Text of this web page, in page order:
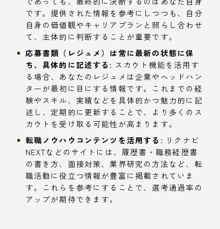
です。提供された情報を参考にしつつも、自分
自身の価値観やキャリアプランと照らし合わせ
て、主体的に判断することが重要です。
応募書類（レジュメ）は常に最新の状態に保
ち、具体的に記述する: スカウト機能を活用す
る場合、あなたのレジュメは企業やヘッドハン
ターが最初に目にする情報です。これまでの経
験やスキル、実績などを具体的かつ魅力的に記
述し、定期的に更新することで、より多くのス
カウトを受け取る可能性が高まります。
転職ノウハウコンテンツを活用する: リクナビ
NEXTなどのサイトには、履歴書・職務経歴書
の書き方、面接対策、業界研究の方法など、転
職活動に役立つ情報が豊富に掲載されていま
す。これらを参考にすることで、選考通過率の
アップが期待できます。